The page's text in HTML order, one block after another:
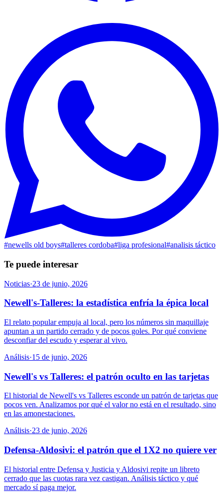
#newells old boys#talleres cordoba#liga profesional#analisis táctico
Te puede interesar
Noticias·23 de junio, 2026
Newell's-Talleres: la estadística enfría la épica local
El relato popular empuja al local, pero los números sin maquillaje
apuntan a un partido cerrado y de pocos goles. Por qué conviene
desconfiar del escudo y esperar al vivo.
Análisis·15 de junio, 2026
Newell's vs Talleres: el patrón oculto en las tarjetas
El historial de Newell's vs Talleres esconde un patrón de tarjetas que
pocos ven. Analizamos por qué el valor no está en el resultado, sino
en las amonestaciones.
Análisis·23 de junio, 2026
Defensa-Aldosivi: el patrón que el 1X2 no quiere ver
El historial entre Defensa y Justicia y Aldosivi repite un libreto
cerrado que las cuotas rara vez castigan. Análisis táctico y qué
mercado sí paga mejor.